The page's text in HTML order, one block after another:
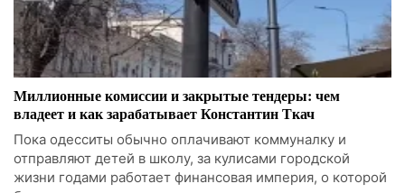
Миллионные комиссии и закрытые тендеры: чем
владеет и как зарабатывает Константин Ткач
Пока одесситы обычно оплачивают коммуналку и
отправляют детей в школу, за кулисами городской
жизни годами работает финансовая империя, о которой